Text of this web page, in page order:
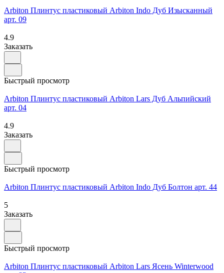
Arbiton Плинтус пластиковый Arbiton Indo Дуб Изысканный
арт. 09
4.9
Заказать
Быстрый просмотр
Arbiton Плинтус пластиковый Arbiton Lars Дуб Альпийский
арт. 04
4.9
Заказать
Быстрый просмотр
Arbiton Плинтус пластиковый Arbiton Indo Дуб Болтон арт. 44
5
Заказать
Быстрый просмотр
Arbiton Плинтус пластиковый Arbiton Lars Ясень Winterwood